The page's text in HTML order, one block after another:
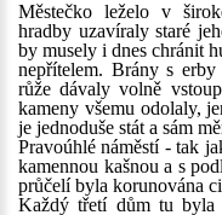
Městečko leželo v
hradby uzavíraly staré
by musely i dnes chránit
nepřítelem. Brány s
růže dávaly volně
kameny všemu odolaly,
je jednoduše stát a sám
Pravoúhlé náměstí - tak
kamennou kašnou a s
průčelí byla korunována
Každý třetí dům tu byla